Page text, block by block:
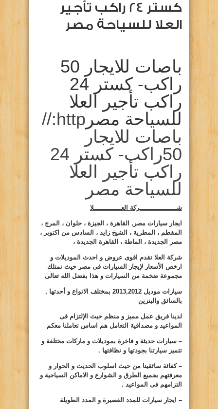
كستر 24 راكب تأجير
العلا للسياحة مصر
باصات للايجار 50
راكب- كستر 24
راكب تأجير العلا
للسياحة مصر
http://
باصات للايجار
50راكب- كستر 24
راكب تأجير العلا
للسياحة مصر
شـــــــــــــــــــركة العــــــــــــــلا
ايجار سيارات مصر, القاهرة ، الجيزة ، حلوان ، المرج ،
المقطم ، المطرية ، الشيخ زايد ، السادس من اكتوبر ،
مصر الجديدة ، الماطة ، القاهرة الجديدة ،
شركة العلا تقدم اقوى عروض و احدث الموديلات و
ارخص الأسعار لإيجار السيارات فى مصر حيث نمتلك
مجموعة ضخمة من السيارات و هذا بفضل الله تعالى
سيارات موديل 2013,2012
بمختلف الانواع و أحدثها ,
بالسائق والبنزين
لدينا فريق عمل مميز و منظم حيث الإلتزام فى
المواعيد و مصداقية التعامل هم اساس تعاملنا معكم
– سيارات حديثة و فاخرة بموديلات و ماركات مختلفة و
تتميز سيارتنا بجودتها و نظافتها .
– كفائة سائقينا من حيث اسلوب الحديث و الحوار و
معرفتهم بجميع الطرق و الشوارع و الاماكن السياحية و
التزامهم فى المواعيد .
– ايجار سيارات للمدد القصيرة و المدد الطويلة